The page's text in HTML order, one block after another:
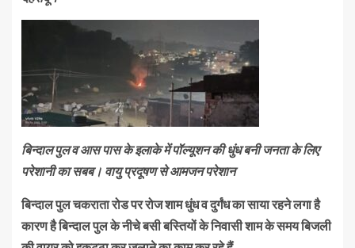
बिन्दाल पुल व आस पास के इलाके में पॉल्यूशन की धुंध बनी जनता के लिए
परेशानी का सबब। वायु प्रदूषण से आमजन परेशान
बिन्दाल पुल चकराता रोड पर रोज शाम धुंध व दुर्गंध का साया रहने लगा है
कारण है बिन्दाल पुल के नीचे बसी बस्तियों के निवासी शाम के समय बिजली